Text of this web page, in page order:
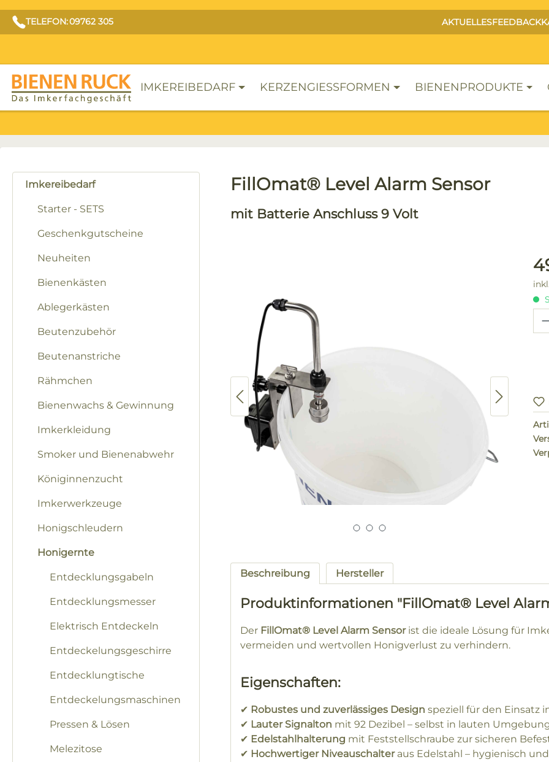
TELEFON: 09762 305 AKTUELLESFEEDBACK
IMKEREIBEDARF KERZENGIESSFORMEN BIENENPRODUKTE
Imkereibedarf
Starter - SETS
Geschenkgutscheine
Neuheiten
Bienenkästen
Ablegerkästen
Beutenzubehör
Beutenanstriche
Rähmchen
Bienenwachs & Gewinnung
Imkerkleidung
Smoker und Bienenabwehr
Königinnenzucht
Imkerwerkzeuge
Honigschleudern
Honigernte
Entdecklungsgabeln
Entdecklungsmesser
Elektrisch Entdeckeln
Entdeckelungsgeschirre
Entdecklungtische
Entdeckelungsmaschinen
Pressen & Lösen
Melezitose
FillOmat® Level Alarm Sensor
mit Batterie Anschluss 9 Volt
Beschreibung Hersteller
Produktinformationen "FillOmat® Level
Der FillOmat® Level Alarm Sensorist die ideale Lösung für
vermeiden und wertvollen Honigverlust zu verhindern.
Eigenschaften:
✔ Robustes und zuverlässiges Design speziell für den Einsatz
✔ Lauter Signalton mit 92 Dezibel – selbst in lauten
✔ Edelstahlhalterung mit Feststellschraube zur sicheren
✔ Hochwertiger Niveauschalteraus Edelstahl – hygienisch